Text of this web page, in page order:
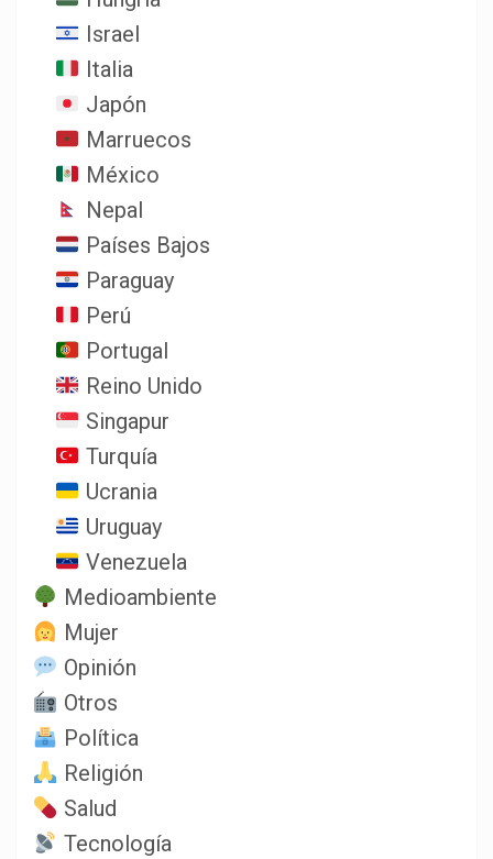
Israel
Italia
Japón
Marruecos
México
Nepal
Países Bajos
Paraguay
Perú
Portugal
Reino Unido
Singapur
Turquía
Ucrania
Uruguay
Venezuela
Medioambiente
Mujer
Opinión
Otros
Política
Religión
Salud
Tecnología